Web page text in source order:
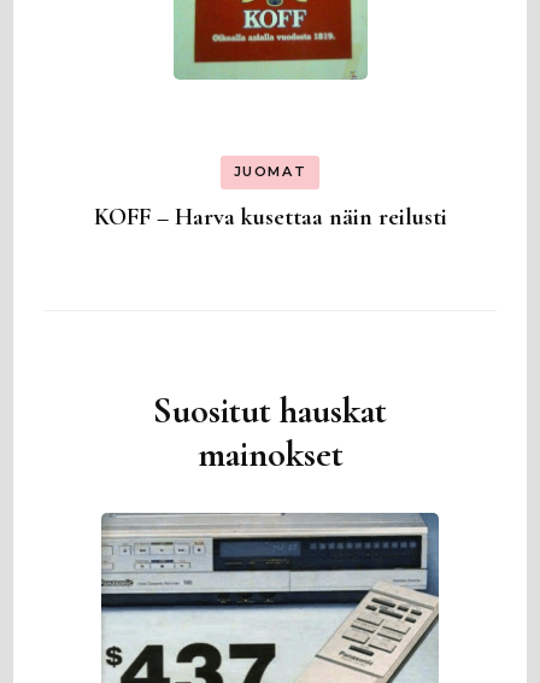
JUOMAT
KOFF – Harva kusettaa näin reilusti
Suositut hauskat
mainokset